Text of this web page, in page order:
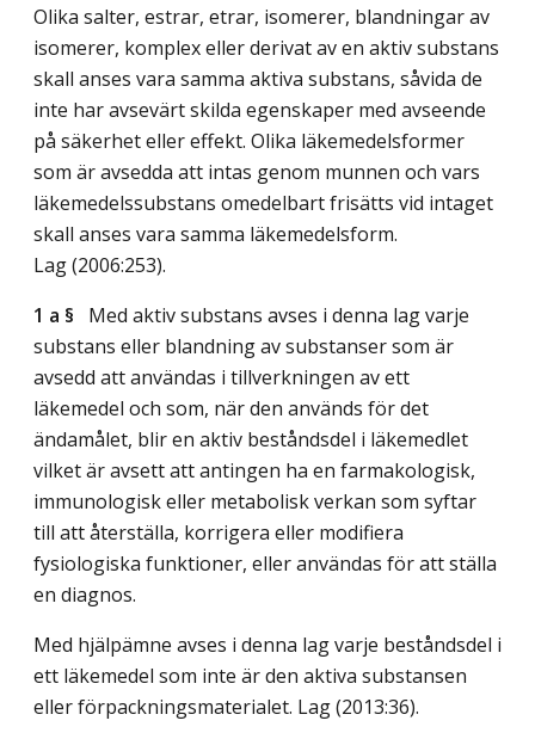
Olika salter, estrar, etrar, isomerer, blandningar av
isomerer, komplex eller derivat av en aktiv substans
skall anses vara samma aktiva substans, såvida de
inte har avsevärt skilda egenskaper med avseende
på säkerhet eller effekt. Olika läkemedelsformer
som är avsedda att intas genom munnen och vars
läkemedelssubstans omedelbart frisätts vid intaget
skall anses vara samma läkemedelsform.
Lag (2006:253).
1 a § Med aktiv substans avses i denna lag varje
substans eller blandning av substanser som är
avsedd att användas i tillverkningen av ett
läkemedel och som, när den används för det
ändamålet, blir en aktiv beståndsdel i läkemedlet
vilket är avsett att antingen ha en farmakologisk,
immunologisk eller metabolisk verkan som syftar
till att återställa, korrigera eller modifiera
fysiologiska funktioner, eller användas för att ställa
en diagnos.
Med hjälpämne avses i denna lag varje beståndsdel i
ett läkemedel som inte är den aktiva substansen
eller förpackningsmaterialet. Lag (2013:36).